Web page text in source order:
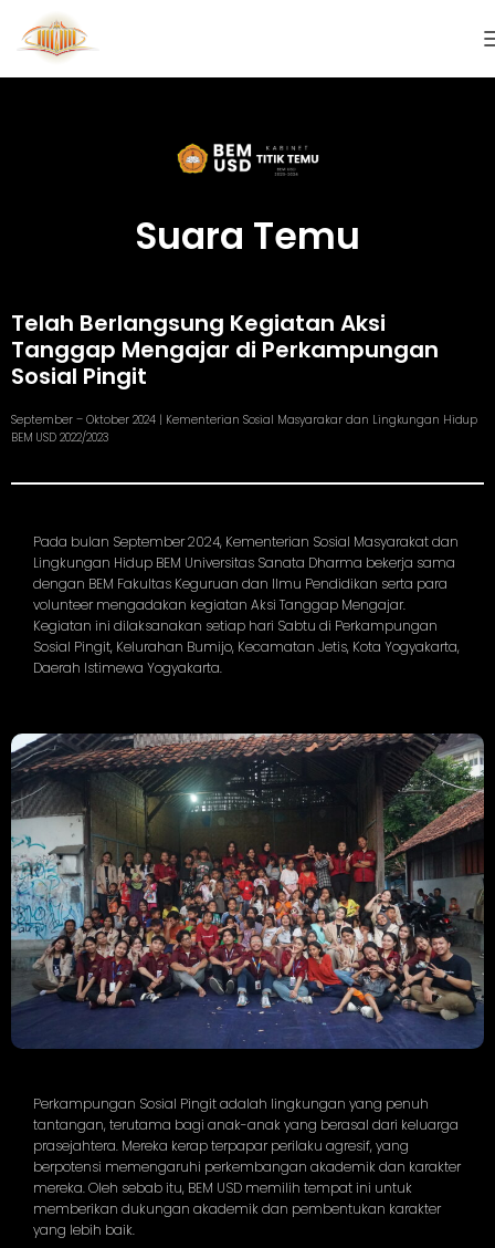
Suara Temu
Telah Berlangsung Kegiatan Aksi
Tanggap Mengajar di Perkampungan
Sosial Pingit
September – Oktober 2024 | Kementerian Sosial Masyarakar dan Lingkungan Hidup
BEM USD 2022/2023
Pada bulan September 2024, Kementerian Sosial Masyarakat dan
Lingkungan Hidup BEM Universitas Sanata Dharma bekerja sama
dengan BEM Fakultas Keguruan dan Ilmu Pendidikan serta para
volunteer mengadakan kegiatan Aksi Tanggap Mengajar.
Kegiatan ini dilaksanakan setiap hari Sabtu di Perkampungan
Sosial Pingit, Kelurahan Bumijo, Kecamatan Jetis, Kota Yogyakarta,
Daerah Istimewa Yogyakarta.
Perkampungan Sosial Pingit adalah lingkungan yang penuh
tantangan, terutama bagi anak-anak yang berasal dari keluarga
prasejahtera. Mereka kerap terpapar perilaku agresif, yang
berpotensi memengaruhi perkembangan akademik dan karakter
mereka. Oleh sebab itu, BEM USD memilih tempat ini untuk
memberikan dukungan akademik dan pembentukan karakter
yang lebih baik.